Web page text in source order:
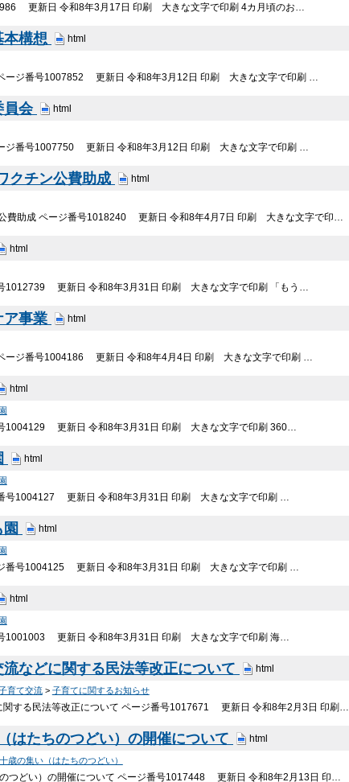
更新日 令和8年3月17日 印刷 大きな文字で印刷 4カ月頃のお…
本構想 html
ページ番号1007852 更新日 令和8年3月12日 印刷 大きな文字で印刷 …
員会 html
ジ番号1007750 更新日 令和8年3月12日 印刷 大きな文字で印刷 …
クチン公費助成 html
費助成 ページ番号1018240 更新日 令和8年4月7日 印刷 大きな文字で印…
html
1012739 更新日 令和8年3月31日 印刷 大きな文字で印刷 「もう…
ア事業 html
ージ番号1004186 更新日 令和8年4月4日 印刷 大きな文字で印刷 …
html
1004129 更新日 令和8年3月31日 印刷 大きな文字で印刷 360…
html
号1004127 更新日 令和8年3月31日 印刷 大きな文字で印刷 …
html
番号1004125 更新日 令和8年3月31日 印刷 大きな文字で印刷 …
html
1001003 更新日 令和8年3月31日 印刷 大きな文字で印刷 海…
などに関する民法等改正について html
育て交流> 子育てに関するお知らせ
関する民法等改正について ページ番号1017671 更新日 令和8年2月3日 印刷…
はたちのつどい）の開催について html
歳の集い（はたちのつどい）
つどい）の開催について ページ番号1017448 更新日 令和8年2月13日 印…